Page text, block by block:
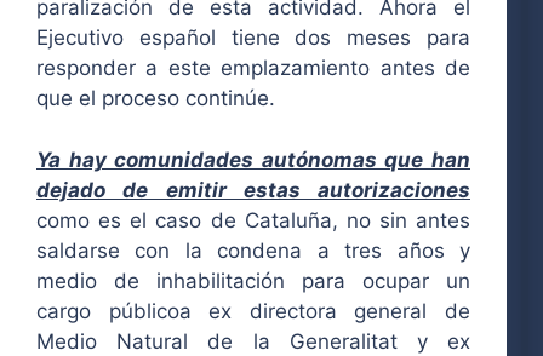
paralización de esta actividad. Ahora el
Ejecutivo español tiene dos meses para
responder a este emplazamiento antes de
que el proceso continúe.
Ya hay comunidades autónomas que han
dejado de emitir estas autorizaciones
como es el caso de Cataluña, no sin antes
saldarse con la condena a tres años y
medio de inhabilitación para ocupar un
cargo públicoa ex directora general de
Medio Natural de la Generalitat y ex